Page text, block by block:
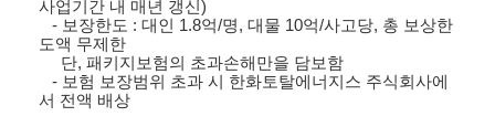
사업기간 내 매년 갱신 )
- 보장한도 : 대인 1.8억/명, 대물 10억/사고당, 총 보상한
도액 무제한
단, 패키지보험의 초과손해만을 담보함
- 보험 보장범위 초과 시 한화토탈에너지스 주식회사에
서 전액 배상